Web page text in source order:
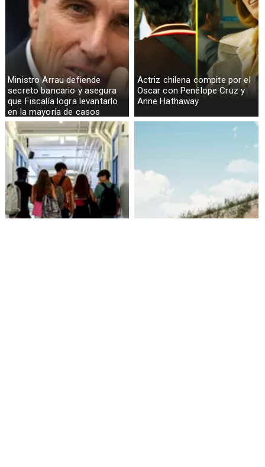
Ministro Arrau defiende
secreto bancario y asegura
que Fiscalía logra levantarlo
en la mayoría de casos
Actriz chilena compite por el
Oscar con Penélope Cruz y
Anne Hathaway